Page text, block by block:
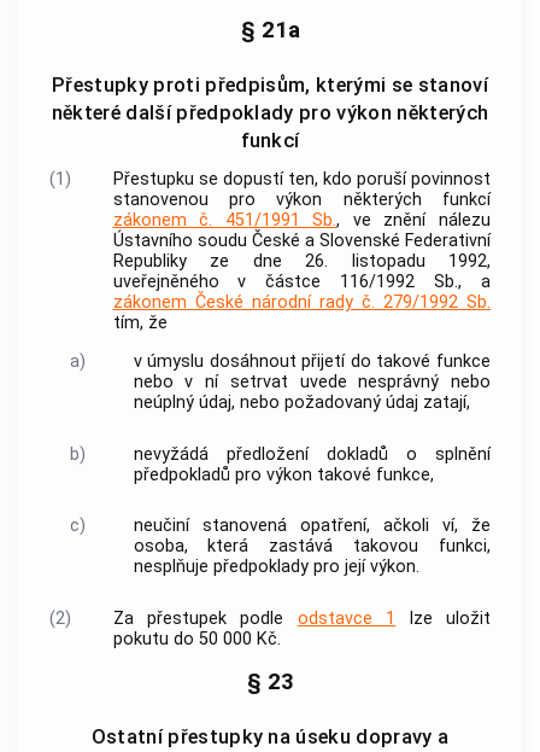
§ 21a
Přestupky proti předpisům, kterými se stanoví
některé další předpoklady pro výkon některých
funkcí
(1) Přestupku se dopustí ten, kdo poruší povinnost
stanovenou pro výkon některých funkcí
zákonem č. 451/1991 Sb., ve znění nálezu
Ústavního soudu České a Slovenské Federativní
Republiky ze dne 26. listopadu 1992,
uveřejněného v částce 116/1992 Sb., a
zákonem České národní rady č. 279/1992 Sb.
tím, že
a)
v úmyslu dosáhnout přijetí do takové funkce
nebo v ní setrvat uvede nesprávný nebo
neúplný údaj, nebo požadovaný údaj zatají,
b)
nevyžádá předložení dokladů o splnění
předpokladů pro výkon takové funkce,
c)
neučiní stanovená opatření, ačkoli ví, že
osoba, která zastává takovou funkci,
nesplňuje předpoklady pro její výkon.
(2) Za přestupekpodle odstavce 1
lze uložit
pokutu do 50 000 Kč.
§ 23
Ostatní přestupky na úseku dopravy a